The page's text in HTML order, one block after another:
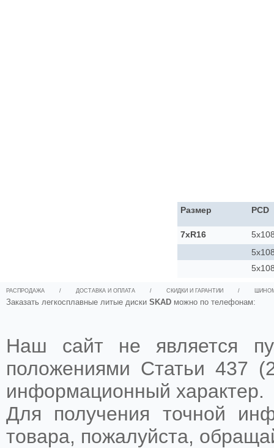
Размер PCD
7xR16
РАСПРОДАЖА / ДОСТАВКА И ОПЛАТА / СКИДКИ И ГАРАНТИИ /
Заказать легкосплавные литые диски SKAD можно по телефонам:
Наш сайт не является
положениями Статьи 437
информационный характер.
Для получения точной
товара, пожалуйста,